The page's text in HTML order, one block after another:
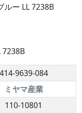
ルー LL 7238B
7238B
414-9639-084
ミヤマ産業
110-10801